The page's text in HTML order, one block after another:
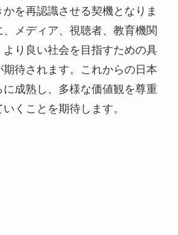
を再認識させる契機となりま
、メディア、視聴者、教育機関
より良い社会を目指すための具
待されます。これからの日本
成熟し、多様な価値観を尊重
くことを期待します。